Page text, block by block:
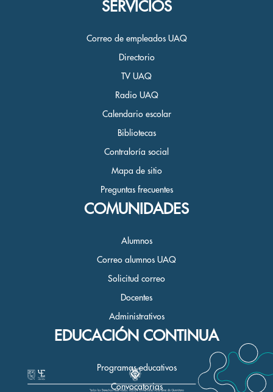
SERVICIOS
Correo de empleados UAQ
Directorio
TV UAQ
Radio UAQ
Calendario escolar
Bibliotecas
Contraloría social
Mapa de sitio
Preguntas frecuentes
COMUNIDADES
Alumnos
Correo alumnos UAQ
Solicitud correo
Docentes
Administrativos
EDUCACIÓN CONTINUA
Programas educativos
Convocatorias